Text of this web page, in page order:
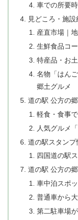
車での所要
見どころ・施設
産直市場｜
生鮮食品コ
特産品・お
名物「はん
郷土グルメ
道の駅 公方の
軽食・食事
人気グルメ
道の駅スタンプ
四国道の駅
道の駅 公方の
車中泊スポ
普通車から
第二駐車場